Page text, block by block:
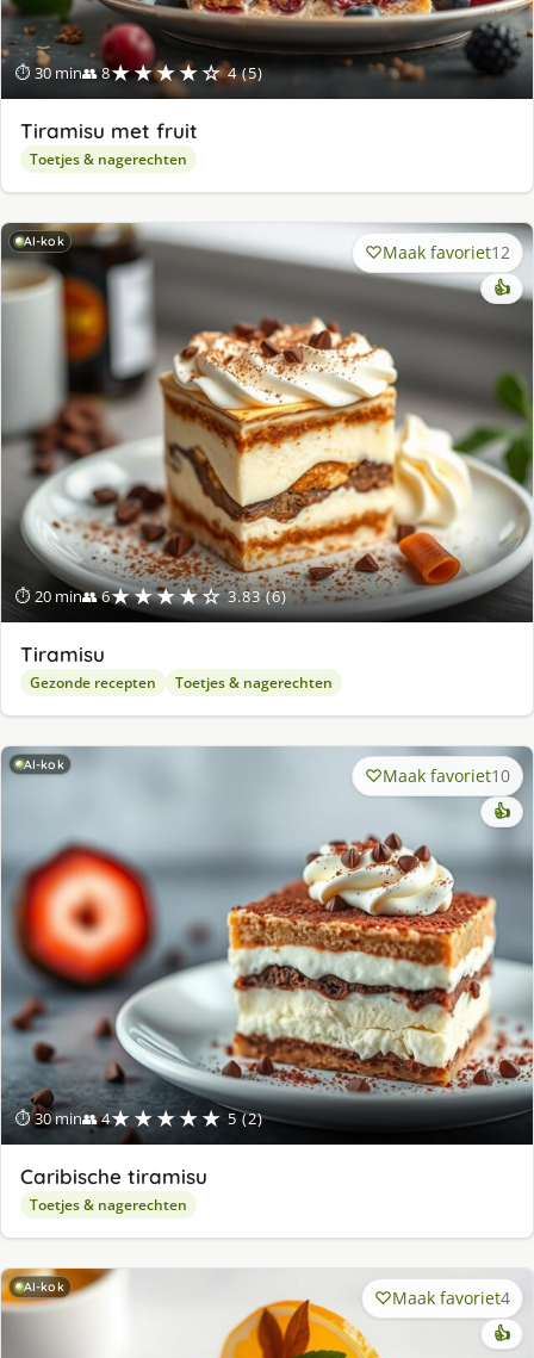
⏱ 30 min👥 8★★★★☆ 4 (5)
Tiramisu met fruit
Toetjes & nagerechten
AI-kok
⏱ 20 min👥 6★★★★☆ 3.83 (6)
Maak favoriet12
👍
Tiramisu
Gezonde recepten Toetjes & nagerechten
AI-kok
⏱ 30 min👥 4★★★★★ 5 (2)
Maak favoriet10
👍
Caribische tiramisu
Toetjes & nagerechten
AI-kok Maak favoriet4
👍